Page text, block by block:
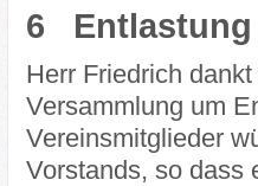
6
Herr Friedrich
Versammlung um
Vereinsmitglieder
Vorstands, so dass